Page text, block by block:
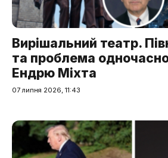
Вирішальний театр.
та проблема
Ендрю Міхта
07 липня 2026, 11:43